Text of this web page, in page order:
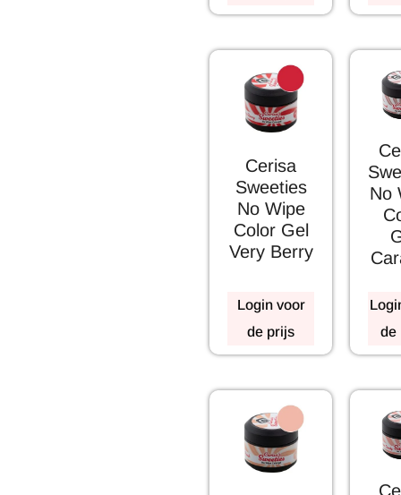
Cerisa
Sweeties
No Wipe
Color Gel
Very Berry
Login voor
de prijs
No
de